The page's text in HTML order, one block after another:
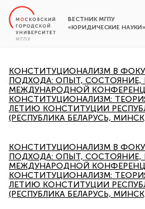
ВЕСТНИК МГПУ
«ЮРИДИЧЕСКИЕ НАУКИ»
КОНСТИТУЦИОНАЛИЗМ В
ПОДХОДА: ОПЫТ, СОСТОЯНИЕ,
МЕЖДУНАРОДНОЙ
КОНСТИТУЦИОНАЛИЗМ:
ЛЕТИЮ КОНСТИТУЦИИ
(РЕСПУБЛИКА БЕЛАРУСЬ,
КОНСТИТУЦИОНАЛИЗМ В
ПОДХОДА: ОПЫТ, СОСТОЯНИЕ,
МЕЖДУНАРОДНОЙ
КОНСТИТУЦИОНАЛИЗМ:
ЛЕТИЮ КОНСТИТУЦИИ
(РЕСПУБЛИКА БЕЛАРУСЬ,